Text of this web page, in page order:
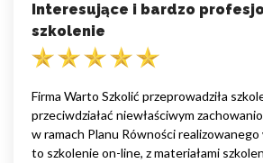
Interesujące i bardzo
szkolenie
Firma Warto Szkolić przeprowadziła
przeciwdziałać niewłaściwym
w ramach Planu Równości realizowanego
to szkolenie on-line, z materiałami